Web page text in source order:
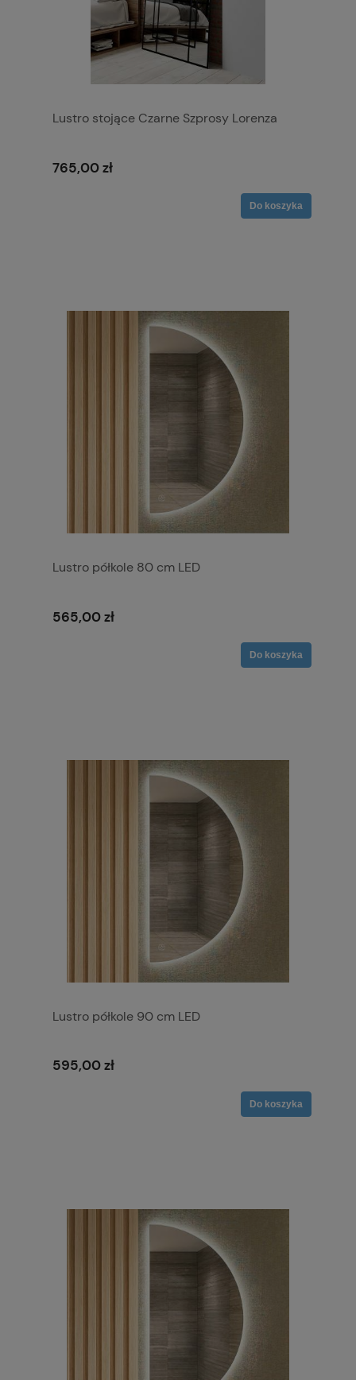
Lustro stojące Czarne Szprosy Lorenza
765,00 zł
Do koszyka
Lustro półkole 80 cm LED
565,00 zł
Do koszyka
Lustro półkole 90 cm LED
595,00 zł
Do koszyka